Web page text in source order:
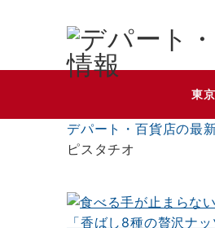
東
デパート・百貨店の最
ピスタチオ